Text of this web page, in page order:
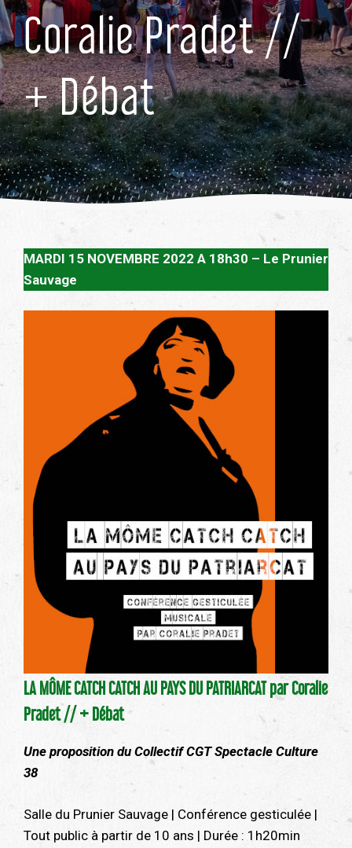
Coralie Pradet //
+ Débat
MARDI 15 NOVEMBRE 2022 A 18h30 – Le Prunier
Sauvage
LA MÔME CATCH CATCH AU PAYS DU PATRIARCAT par Coralie
Pradet // + Débat
Une proposition du Collectif CGT Spectacle Culture
38
Salle du Prunier Sauvage | Conférence gesticulée |
Tout public à partir de 10 ans | Durée : 1h20min